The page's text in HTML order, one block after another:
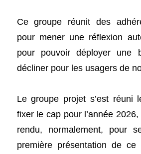
Ce groupe réunit des
pour mener une réflexion
pour pouvoir déployer une
décliner pour les usagers de
Le groupe projet s’est réuni
fixer le cap pour l’année
rendu, normalement, pour
première présentation de